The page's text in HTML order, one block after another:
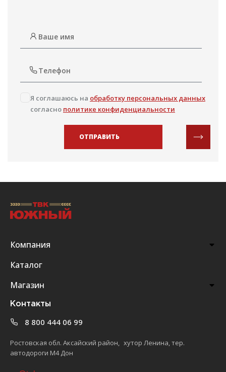
Я соглашаюсь на обработку персональных данных
согласно политике конфиденциальности
ОТПРАВИТЬ
Компания
Каталог
Магазин
Контакты
8 800 444 06 99
Ростовская обл. Аксайский район, хутор Ленина, тер.
автодороги М4 Дон